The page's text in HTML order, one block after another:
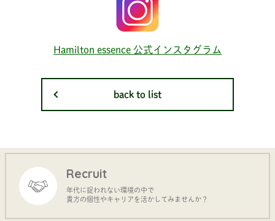
Hamilton essence 公式インスタグラム
back to list
Recruit
年代に捉われない環境の中で
貴方の個性やキャリアを活かしてみませんか？